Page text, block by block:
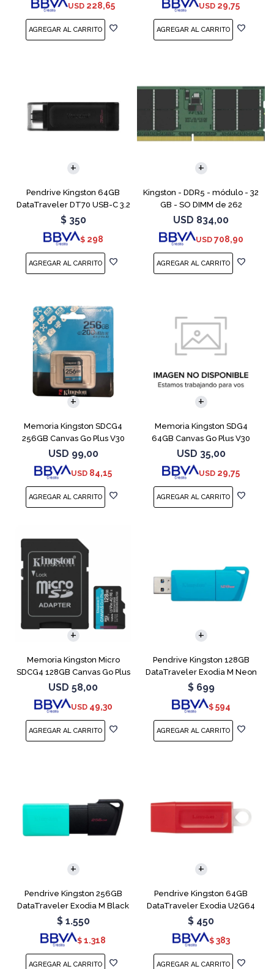
USD 228,65 USD 29,75
Pendrive Kingston 64GB
DataTraveler DT70 USB-C 3.2
$ 350
$ 298
Kingston - DDR5 - módulo - 32
GB - SO DIMM de 262
contactos - 5600 MT/s / PC5-
44800 - CL46 - 1.1 V - sin
búfer - no ECC
USD 834,00
USD 708,90
Memoria Kingston SDCG4
256GB Canvas Go Plus V30
USD 99,00
USD 84,15
Memoria Kingston SDG4
64GB Canvas Go Plus V30
USD 35,00
USD 29,75
Memoria Kingston Micro
SDCG4 128GB Canvas Go Plus
V30
USD 58,00
USD 49,30
Pendrive Kingston 128GB
DataTraveler Exodia M Neon
Blue
$ 699
$ 594
Pendrive Kingston 256GB
DataTraveler Exodia M Black
Teal
$ 1.550
$ 1.318
Pendrive Kingston 64GB
DataTraveler Exodia U2G64
Red
$ 450
$ 383